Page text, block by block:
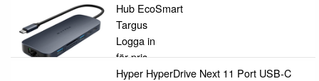
Hub EcoSmart
Targus
Logga in
för pris
Hyper HyperDrive Next 11 Port USB-C